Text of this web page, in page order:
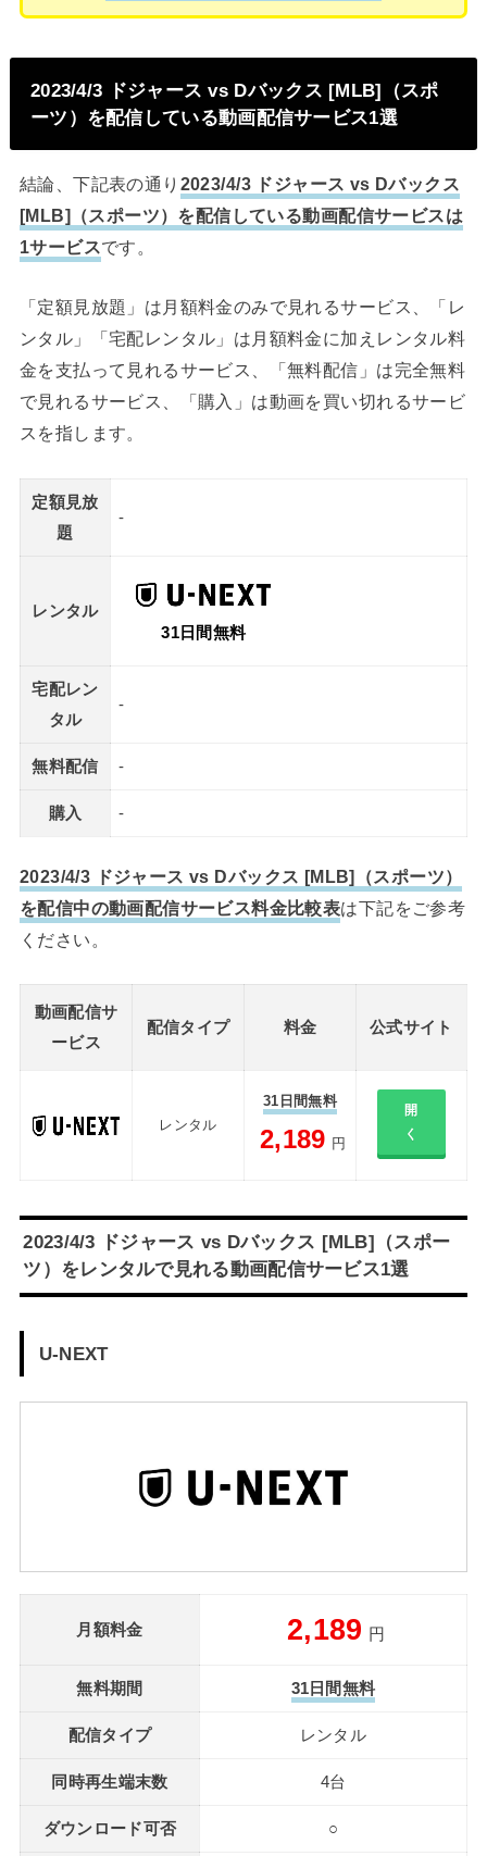
2023/4/3 ドジャース vs Dバックス [MLB]（スポ
ーツ）を配信している動画配信サービス1選
結論、下記表の通り 2023/4/3 ドジャース vs Dバックス
[MLB]（スポーツ）を配信している動画配信サービスは
1サービスです。
「定額見放題」は月額料金のみで見れるサービス、「レ
ンタル」「宅配レンタル」は月額料金に加えレンタル料
金を支払って見れるサービス、「無料配信」は完全無料
で見れるサービス、「購入」は動画を買い切れるサービ
スを指します。
定額見放
題
-
レンタル
31日間無料
宅配レン
タル
-
無料配信 -
購入 -
2023/4/3 ドジャース vs Dバックス [MLB]（スポーツ）
を配信中の動画配信サービス料金比較表は下記をご参考
ください。
動画配信サ
ービス
配信タイプ 料金 公式サイト
レンタル
31日間無料
2,189 円
開
く
2023/4/3 ドジャース vs Dバックス [MLB]（スポー
ツ）をレンタルで見れる動画配信サービス1選
U-NEXT
月額料金 2,189 円
無料期間 31日間無料
配信タイプ レンタル
同時再生端末数 4台
ダウンロード可否 ○